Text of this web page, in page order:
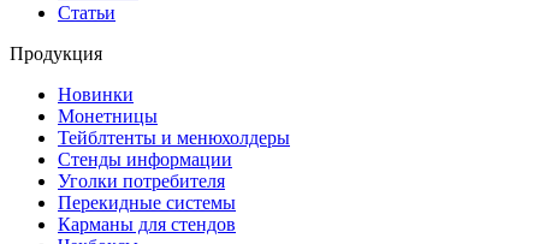
Статьи
Продукция
Новинки
Монетницы
Тейблтенты и менюхолдеры
Стенды информации
Уголки потребителя
Перекидные системы
Карманы для стендов